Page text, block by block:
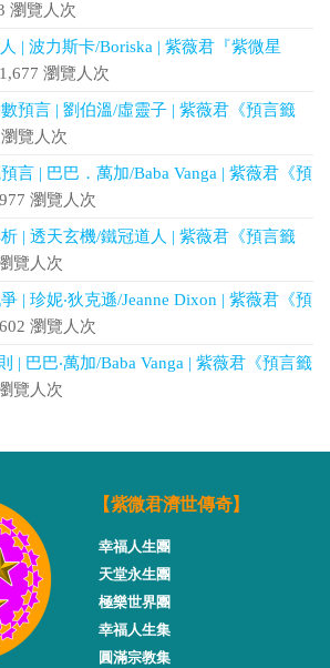
瀏覽人次
| 波力斯卡/Boriska | 紫薇君『紫微星
瀏覽人次
預言 | 劉伯溫/虛靈子 | 紫薇君《預言籤
覽人次
言 | 巴巴．萬加/Baba Vanga | 紫薇君《預
瀏覽人次
| 透天玄機/鐵冠道人 | 紫薇君《預言籤
覽人次
| 珍妮‧狄克遜/Jeanne Dixon | 紫薇君《預
瀏覽人次
| 巴巴‧萬加/Baba Vanga | 紫薇君《預言籤
覽人次
【紫微君濟世傳奇】
幸福人生團
天堂永生團
極樂世界團
幸福人生集
圓滿宗教集